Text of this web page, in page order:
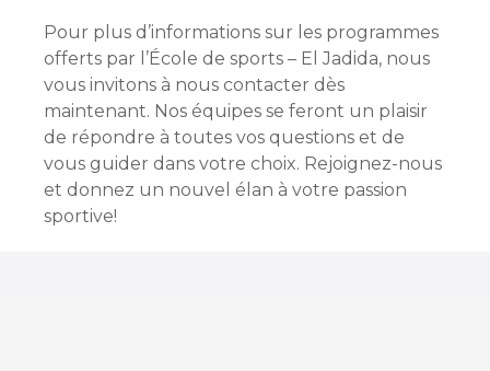
Pour plus d’informations sur les programmes
offerts par l’École de sports – El Jadida, nous
vous invitons à nous contacter dès
maintenant. Nos équipes se feront un plaisir
de répondre à toutes vos questions et de
vous guider dans votre choix. Rejoignez-nous
et donnez un nouvel élan à votre passion
sportive!